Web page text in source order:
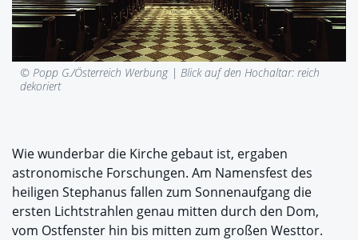
© Popp G./Österreich Werbung | Blick auf den Hochaltar: reich
dekoriert
Wie wunderbar die Kirche gebaut ist, ergaben
astronomische Forschungen. Am Namensfest des
heiligen Stephanus fallen zum Sonnenaufgang die
ersten Lichtstrahlen genau mitten durch den Dom,
vom Ostfenster hin bis mitten zum großen Westtor.